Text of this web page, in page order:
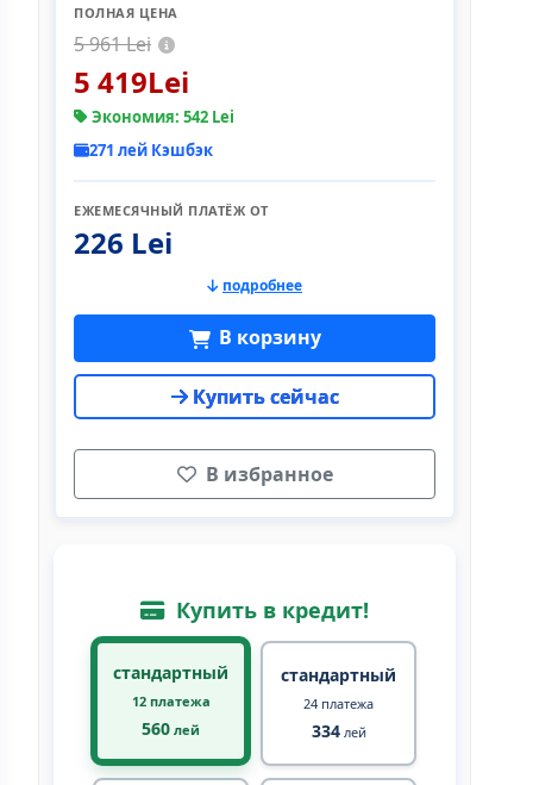
ПОЛНАЯ ЦЕНА
5 961 Lei
5 419Lei
Экономия: 542 Lei
271 лей Кэшбэк
ЕЖЕМЕСЯЧНЫЙ ПЛАТЁЖ ОТ
226 Lei
подробнее
В корзину
Купить сейчас
В избранное
Купить в кредит!
стандартный
12 платежа
560 лей
стандартный
24 платежа
334лей